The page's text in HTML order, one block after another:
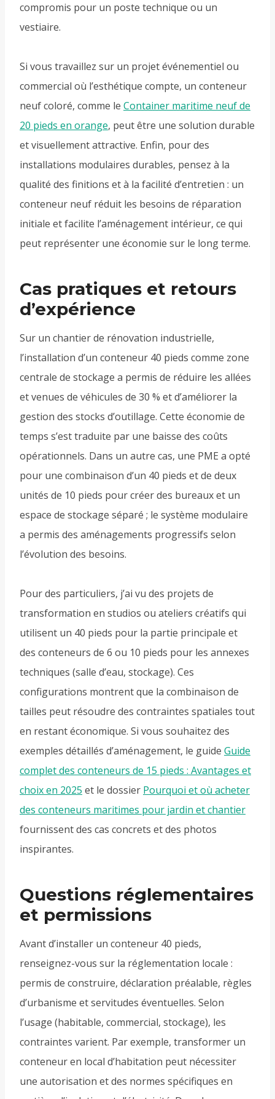
compromis pour un poste technique ou un
vestiaire.
Si vous travaillez sur un projet événementiel ou
commercial où l’esthétique compte, un conteneur
neuf coloré, comme le Container maritime neuf de
20 pieds en orange, peut être une solution durable
et visuellement attractive. Enfin, pour des
installations modulaires durables, pensez à la
qualité des finitions et à la facilité d’entretien : un
conteneur neuf réduit les besoins de réparation
initiale et facilite l’aménagement intérieur, ce qui
peut représenter une économie sur le long terme.
Cas pratiques et retours
d’expérience
Sur un chantier de rénovation industrielle,
l’installation d’un conteneur 40 pieds comme zone
centrale de stockage a permis de réduire les allées
et venues de véhicules de 30 % et d’améliorer la
gestion des stocks d’outillage. Cette économie de
temps s’est traduite par une baisse des coûts
opérationnels. Dans un autre cas, une PME a opté
pour une combinaison d’un 40 pieds et de deux
unités de 10 pieds pour créer des bureaux et un
espace de stockage séparé ; le système modulaire
a permis des aménagements progressifs selon
l’évolution des besoins.
Pour des particuliers, j’ai vu des projets de
transformation en studios ou ateliers créatifs qui
utilisent un 40 pieds pour la partie principale et
des conteneurs de 6 ou 10 pieds pour les annexes
techniques (salle d’eau, stockage). Ces
configurations montrent que la combinaison de
tailles peut résoudre des contraintes spatiales tout
en restant économique. Si vous souhaitez des
exemples détaillés d’aménagement, le guide Guide
complet des conteneurs de 15 pieds : Avantages et
choix en 2025 et le dossier Pourquoi et où acheter
des conteneurs maritimes pour jardin et chantier
fournissent des cas concrets et des photos
inspirantes.
Questions réglementaires
et permissions
Avant d’installer un conteneur 40 pieds,
renseignez-vous sur la réglementation locale :
permis de construire, déclaration préalable, règles
d’urbanisme et servitudes éventuelles. Selon
l’usage (habitable, commercial, stockage), les
contraintes varient. Par exemple, transformer un
conteneur en local d’habitation peut nécessiter
une autorisation et des normes spécifiques en